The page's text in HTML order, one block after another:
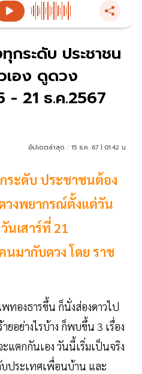
กระดับ ประชาชน
อง ดูดวง
21 ธ.ค.2567
อัปเดตล่าสุด : 15 ธ.ค. 67 | 01:42 น.
ระดับ ประชาชนต้อง
วงพยากรณ์ตั้งแต่วัน
นเสาร์ที่ 21
มากับดวง โดย ราช
ทองธารขึ้น ก็นั่งส่องดาวไป
อย่างไรบ้าง ก็พบขึ้น 3 เรื่อง
แตกกันเอง วันนี้เริ่มเป็นจริง
บประเทศเพื่อนบ้าน และ